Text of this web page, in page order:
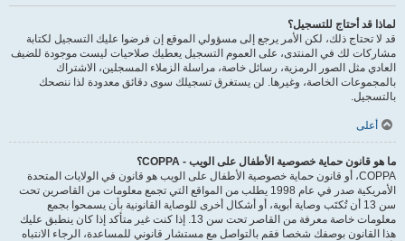
لماذا قد أحتاج للتسجيل؟
قد لا تحتاج ذلك، لكن الأمر يرجع إلى مسؤولي الموقع إن فرضوا عليك التسجيل لكتابة
مشاركات لك في المنتدى، على العموم التسجيل يعطيك صلاحيات ليست موجودة للضيف
العادي مثل الصور الرمزية، رسائل خاصة، مراسلة الزملاء المسجلين، الاشتراك
بالمجموعات الخاصة، وغيرها. لن يستغرق تسجيلك سوى دقائق معدودة لذا ننصحك
بالتسجيل.
أعلى
ما هو قانون حماية خصوصية الأطفال على الويب - COPPA؟
COPPA، أو قانون حماية خصوصية الأطفال على الويب هو قانون في الولايات المتحدة
الأمريكية صدر في عام 1998 يطلب من المواقع التي تجمع معلومات من القاصرين تحت
سن 13 أن تُكتَب وصاية أبوية، أو أشكال أخرى للوصاية القانونية بأن يسمحوا بجمع
معلومات خاصة معرفة من القاصر تحت سن 13. إذا كنت غير متأكد إذا كان ينطبق عليك
هذا القانون بوصفك شخصا فقم بالتواصل مع مستشار قانوني للمساعدة، الرجاء الانتباه